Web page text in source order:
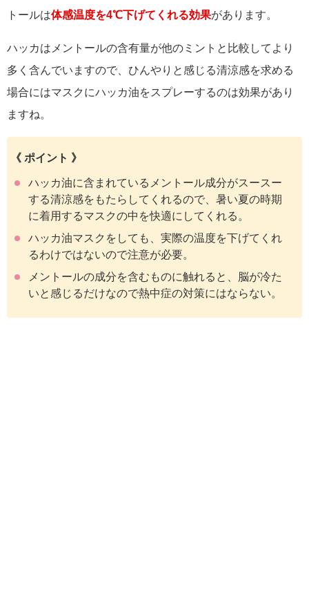
トールは体感温度を4℃下げてくれる効果があります。
ハッカはメントールの含有量が他のミントと比較してより
多く含んでいますので、ひんやりと感じる清涼感を求める
場合にはマスクにハッカ油をスプレーするのは効果があり
ますね。
《 ポイント 》
ハッカ油に含まれているメントール成分がスースー
する清涼感をもたらしてくれるので、暑い夏の時期
に着用するマスクの中を快適にしてくれる。
ハッカ油マスクをしても、実際の温度を下げてくれ
るわけではないので注意が必要。
メントールの成分を含むものに触れると、脳が冷た
いと感じるだけなので熱中症の対策にはならない。